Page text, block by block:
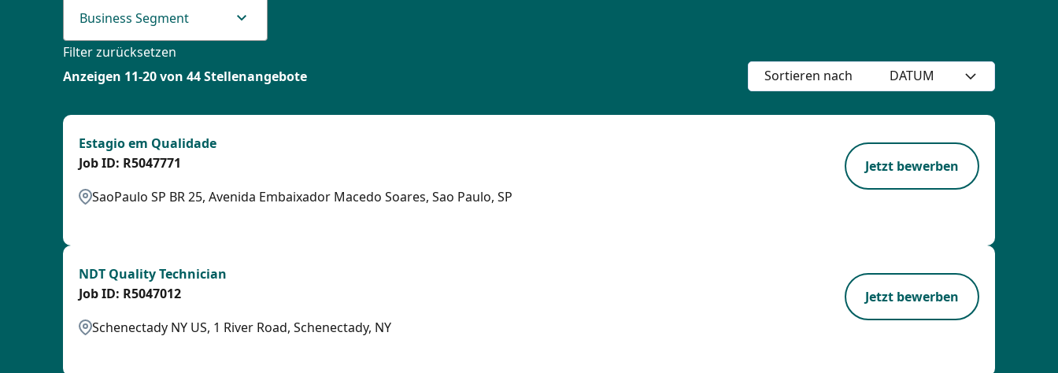
Business Segment
Filter zurücksetzen
Anzeigen 11-20von 44Stellenangebote Sortieren nach DATUM
Estagio em Qualidade
SaoPaulo SP BR 25, Avenida Embaixador Macedo Soares, Sao Paulo, SP
R5047771 Jetzt bewerben
NDT Quality Technician
Schenectady NY US, 1 River Road, Schenectady, NY
R5047012 Jetzt bewerben